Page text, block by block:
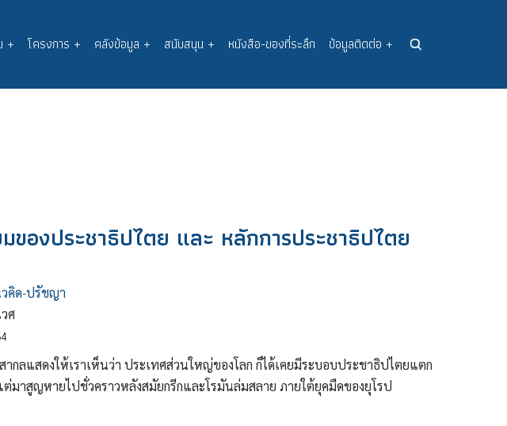
+ โครงการ + คลังข้อมูล + สนับสนุน + หนังสือ-ของที่ระลึก ข้อมูลติดต่อ +
ของประชาธิปไตย และ หลักการประชาธิปไตย
คิด-ปรัชญา
ศ
ากลแสดงให้เราเห็นว่า ประเทศส่วนใหญ่ของโลก ก็ได้เคยมีระบอบประชาธิปไตยแตก
มาสูญหายไปชั่วคราวหลังสมัยกรีกและโรมันล่มสลาย ภายใต้ยุคมืดของยุโรป